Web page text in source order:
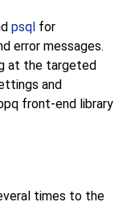
psql for
error messages.
at the targeted
and
front-end library
times to the